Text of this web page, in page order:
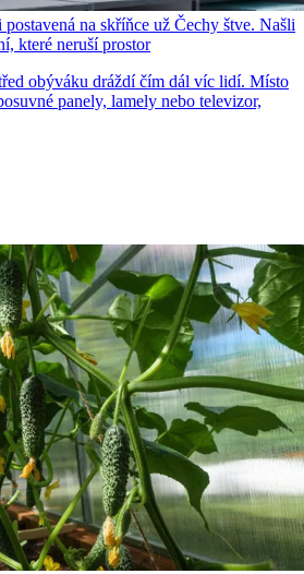
na skříňce už Čechy štve. Našli
které neruší prostor
obýváku dráždí čím dál víc lidí. Místo
panely, lamely nebo televizor,